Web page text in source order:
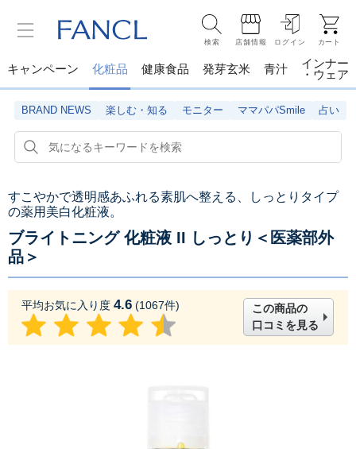
検索 店舗情報 ログイン カート
キャンペーン 化粧品 健康食品 発芽玄米 青汁
インナー
・ウェア
BRAND NEWS 楽しむ・知る モニター ママパパSmile 占い
すこやかで透明感あふれる素肌へ整える、しっとりタイプ
の薬用美白化粧液。
ブライトニング 化粧液 II しっとり＜医薬部外
品＞
平均お気に入り度 4.6 (1067件)
この商品の
口コミを見る